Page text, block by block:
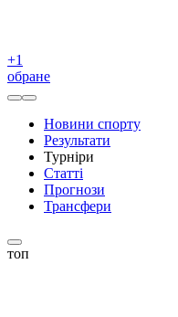
+1
обране
Новини спорту
Результати
Турніри
Статті
Прогнози
Трансфери
топ